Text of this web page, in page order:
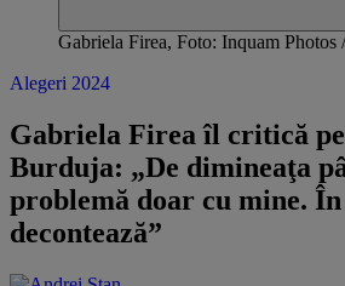
Gabriela Firea, Foto: Inquam Photos
Alegeri 2024
Gabriela Firea îl critică pe
Burduja: „De dimineaţa
problemă doar cu mine.
decontează”